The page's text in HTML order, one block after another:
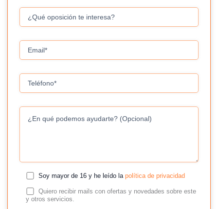
Soy mayor de 16 y he leído la política de privacidad
Quiero recibir mails con ofertas y novedades sobre este
y otros servicios.